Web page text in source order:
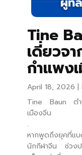
Tine
เดี่ยวจ
กำแพง
April 18, 2026
Tine Baun ตำน
เมืองจีน
.
หากพูดถึงยุคที่แ
นักกีฬาจีน ช่วง